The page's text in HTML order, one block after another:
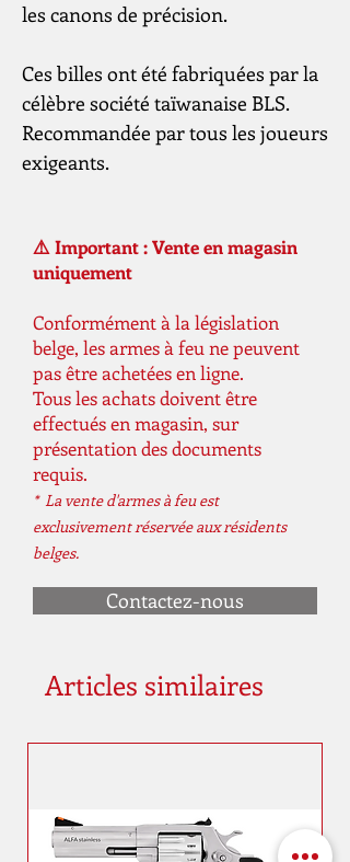
les canons de précision.
Ces billes ont été fabriquées par la
célèbre société taïwanaise BLS.
Recommandée par tous les joueurs
exigeants.
⚠️ Important : Vente en magasin
uniquement
Conformément à la législation
belge, les armes à feu ne peuvent
pas être achetées en ligne.
Tous les achats doivent être
effectués en magasin, sur
présentation des documents
requis.
* La vente d'armes à feu est
exclusivement réservée aux résidents
belges.
Contactez-nous
Articles similaires